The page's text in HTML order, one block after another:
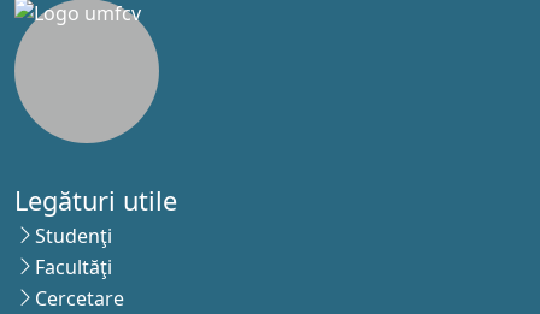
Legături utile
Studenţi
Facultăţi
Cercetare